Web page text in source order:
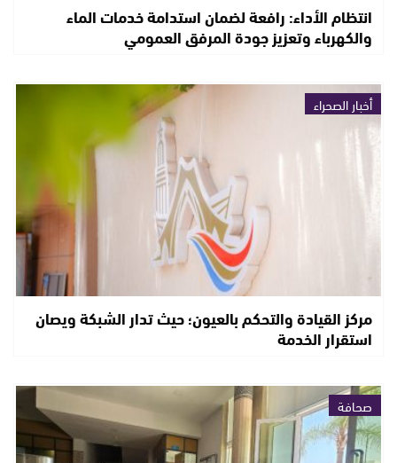
انتظام الأداء: رافعة لضمان استدامة خدمات الماء
والكهرباء وتعزيز جودة المرفق العمومي
أخبار الصحراء
مركز القيادة والتحكم بالعيون؛ حيث تدار الشبكة ويصان
استقرار الخدمة
صحافة